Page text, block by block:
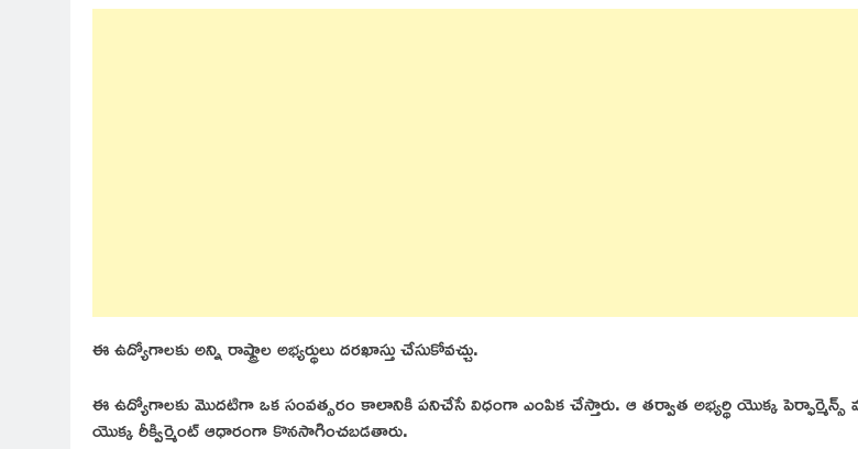
ఈ ఉద్యోగాలకు అన్ని రాష్ట్రాల అభ్యర్థులు దరఖాస్తు చేసుకోవచ్చు.
ఈ ఉద్యోగాలకు మొదటిగా ఒక సంవత్సరం కాలానికి పనిచేసే విధంగా ఎంపిక చేస్తారు. ఆ తర్వాత అభ్యర్థి యొక్క పెర్ఫార్మెన్స్
యొక్క రీక్విర్మెంట్ ఆధారంగా కొనసాగించబడతారు.